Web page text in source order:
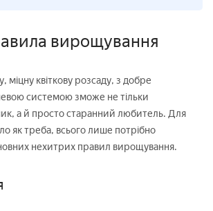
вирощування
міцну квіткову розсаду, з добре
системою зможе не тільки
а й просто старанний любитель. Для
як треба, всього лише потрібно
нехитрих правил вирощування.